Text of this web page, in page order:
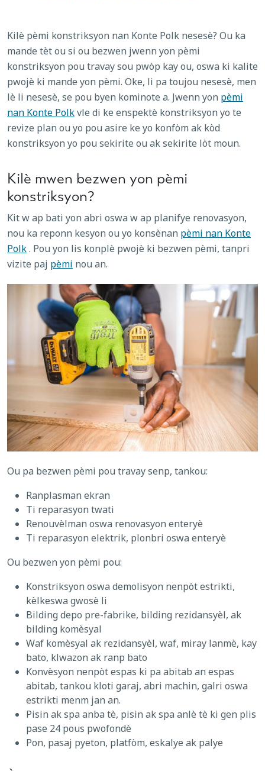
Kilè pèmi konstriksyon nan Konte Polk nesesè? Ou ka
mande tèt ou si ou bezwen jwenn yon pèmi
konstriksyon pou travay sou pwòp kay ou, oswa ki kalite
pwojè ki mande yon pèmi. Oke, li pa toujou nesesè, men
lè li nesesè, se pou byen kominote a. Jwenn yon pèmi
nan Konte Polkvle di ke enspektè konstriksyon yo te
revize plan ou yo pou asire ke yo konfòm ak kòd
konstriksyon yo pou sekirite ou ak sekirite lòt moun.
Kilè mwen bezwen yon pèmi
konstriksyon?
Kit w ap bati yon abri oswa w ap planifye renovasyon,
nou ka reponn kesyon ou yo konsènan pèmi nan Konte
Polk. Pou yon lis konplè pwojè ki bezwen pèmi, tanpri
vizite paj pèmi nou an.
Ou pa bezwen pèmi pou travay senp, tankou:
Ranplasman ekran
Ti reparasyon twati
Renouvèlman oswa renovasyon enteryè
Ti reparasyon elektrik, plonbri oswa enteryè
Ou bezwen yon pèmi pou:
Konstriksyon oswa demolisyon nenpòt estrikti,
kèlkeswa gwosè li
Bilding depo pre-fabrike, bilding rezidansyèl, ak
bilding komèsyal
Waf komèsyal ak rezidansyèl, waf, miray lanmè, kay
bato, klwazon ak ranp bato
Konvèsyon nenpòt espas ki pa abitab an espas
abitab, tankou kloti garaj, abri machin, galri oswa
estrikti menm jan an.
Pisin ak spa anba tè, pisin ak spa anlè tè ki gen plis
pase 24 pous pwofondè
Pon, pasaj pyeton, platfòm, eskalye ak palye